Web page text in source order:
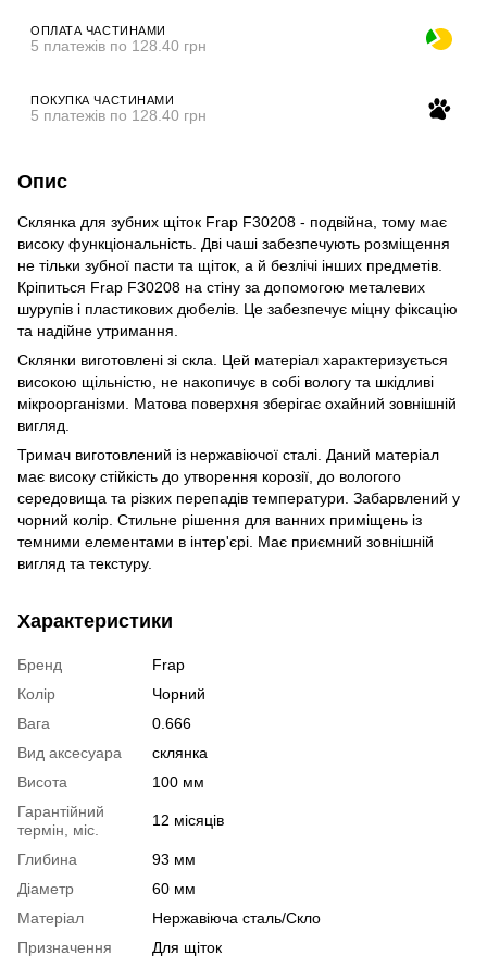
ОПЛАТА ЧАСТИНАМИ
5 платежів по 128.40 грн
ПОКУПКА ЧАСТИНАМИ
5 платежів по 128.40 грн
Опис
Склянка для зубних щіток Frap F30208 - подвійна, тому має
високу функціональність. Дві чаші забезпечують розміщення
не тільки зубної пасти та щіток, а й безлічі інших предметів.
Кріпиться Frap F30208 на стіну за допомогою металевих
шурупів і пластикових дюбелів. Це забезпечує міцну фіксацію
та надійне утримання.
Склянки виготовлені зі скла. Цей матеріал характеризується
високою щільністю, не накопичує в собі вологу та шкідливі
мікроорганізми. Матова поверхня зберігає охайний зовнішній
вигляд.
Тримач виготовлений із нержавіючої сталі. Даний матеріал
має високу стійкість до утворення корозії, до вологого
середовища та різких перепадів температури. Забарвлений у
чорний колір. Стильне рішення для ванних приміщень із
темними елементами в інтер'єрі. Має приємний зовнішній
вигляд та текстуру.
Характеристики
Бренд
Frap
Колір
Чорний
Вага
0.666
Вид аксесуара
склянка
Висота
100 мм
Гарантійний
термін, міс.
12 місяців
Глибина
93 мм
Діаметр
60 мм
Матеріал
Нержавіюча сталь/Скло
Призначення
Для щіток